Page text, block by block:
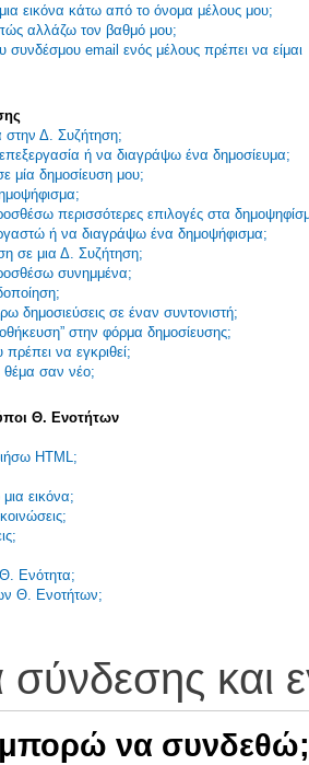
εικόνα κάτω από το όνομα μέλους μου;
πώς αλλάζω τον βαθμό μου;
συνδέσμου email ενός μέλους πρέπει να είμαι
Δ. Συζήτηση;
ή να διαγράψω ένα δημοσίευμα;
μία δημοσίευση μου;
περισσότερες επιλογές στα
ή να διαγράψω ένα δημοψήφισμα;
σε μια Δ. Συζήτηση;
συνημμένα;
δημοσιεύσεις σε έναν συντονιστή;
στην φόρμα δημοσίευσης;
πρέπει να εγκριθεί;
θέμα σαν νέο;
Θ. Ενοτήτων
HTML;
εικόνα;
Θ. Ενότητα;
Θ. Ενοτήτων;
και
μπορώ να συνδεθώ;